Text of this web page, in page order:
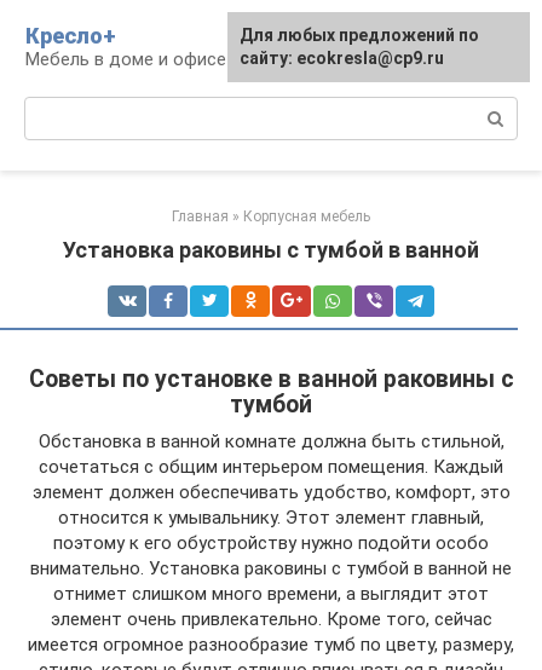
контенту
Кресло+
Мебель в доме и офисе
Главная » Корпусная мебель
Установка раковины с тумбой в ванной
Советы по установке в ванной раковины с
тумбой
Обстановка в ванной комнате должна быть стильной,
сочетаться с общим интерьером помещения. Каждый
элемент должен обеспечивать удобство, комфорт, это
относится к умывальнику. Этот элемент главный,
поэтому к его обустройству нужно подойти особо
внимательно. Установка раковины с тумбой в ванной не
отнимет слишком много времени, а выглядит этот
элемент очень привлекательно. Кроме того, сейчас
имеется огромное разнообразие тумб по цвету, размеру,
Для любых предложений по
сайту: ecokresla@cp9.ru